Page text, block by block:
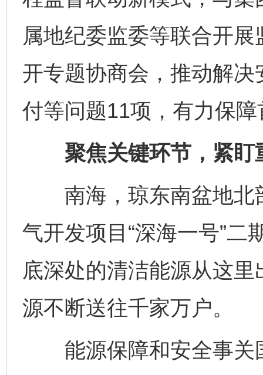
属地纪委监委等联合开
开专题协商会，推动解
付等问题11项，有力保
聚焦关键环节，紧盯
南海，琼东南盆地北
气开发项目“深海一号”二
底深处的清洁能源从这
源不断送往千家万户。
能源保障和安全事关